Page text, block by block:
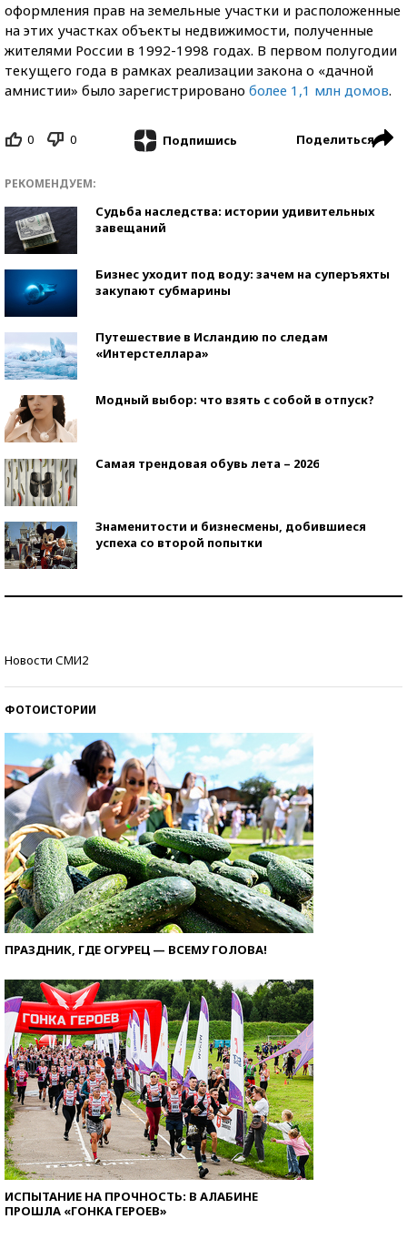
оформления прав на земельные участки и расположенные
на этих участках объекты недвижимости, полученные
жителями России в 1992-1998 годах. В первом полугодии
текущего года в рамках реализации закона о «дачной
амнистии» было зарегистрировано более 1,1 млн домов.
0 0 Подпишись Поделиться
РЕКОМЕНДУЕМ:
Судьба наследства: истории удивительных
завещаний
Бизнес уходит под воду: зачем на суперъяхты
закупают субмарины
Путешествие в Исландию по следам
«Интерстеллара»
Модный выбор: что взять с собой в отпуск?
Самая трендовая обувь лета – 2026
Знаменитости и бизнесмены, добившиеся
успеха со второй попытки
Новости СМИ2
ФОТОИСТОРИИ
ПРАЗДНИК, ГДЕ ОГУРЕЦ — ВСЕМУ ГОЛОВА!
ИСПЫТАНИЕ НА ПРОЧНОСТЬ: В АЛАБИНЕ
ПРОШЛА «ГОНКА ГЕРОЕВ»